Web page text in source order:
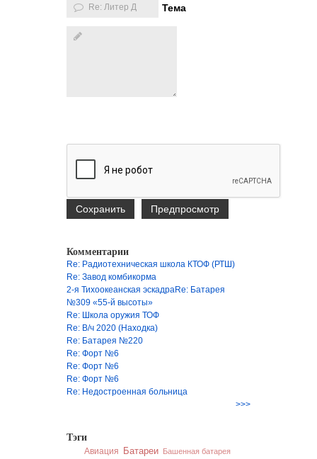
Тема
Комментарии
Re: Радиотехническая школа КТОФ (РТШ)
Re: Завод комбикорма
2-я Тихоокеанская эскадраRe: Батарея
№309 «55-й высоты»
Re: Школа оружия ТОФ
Re: В/ч 2020 (Находка)
Re: Батарея №220
Re: Форт №6
Re: Форт №6
Re: Форт №6
Re: Недостроенная больница
>>>
Тэги
Авиация Батареи Башенная батарея